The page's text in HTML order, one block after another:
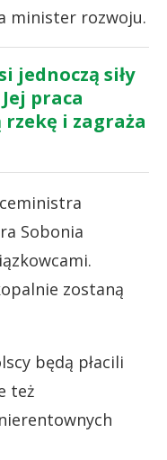
minister rozwoju.
jednoczą siły
praca
rzekę i zagraża
Sobonia
zostaną
będą płacili
też